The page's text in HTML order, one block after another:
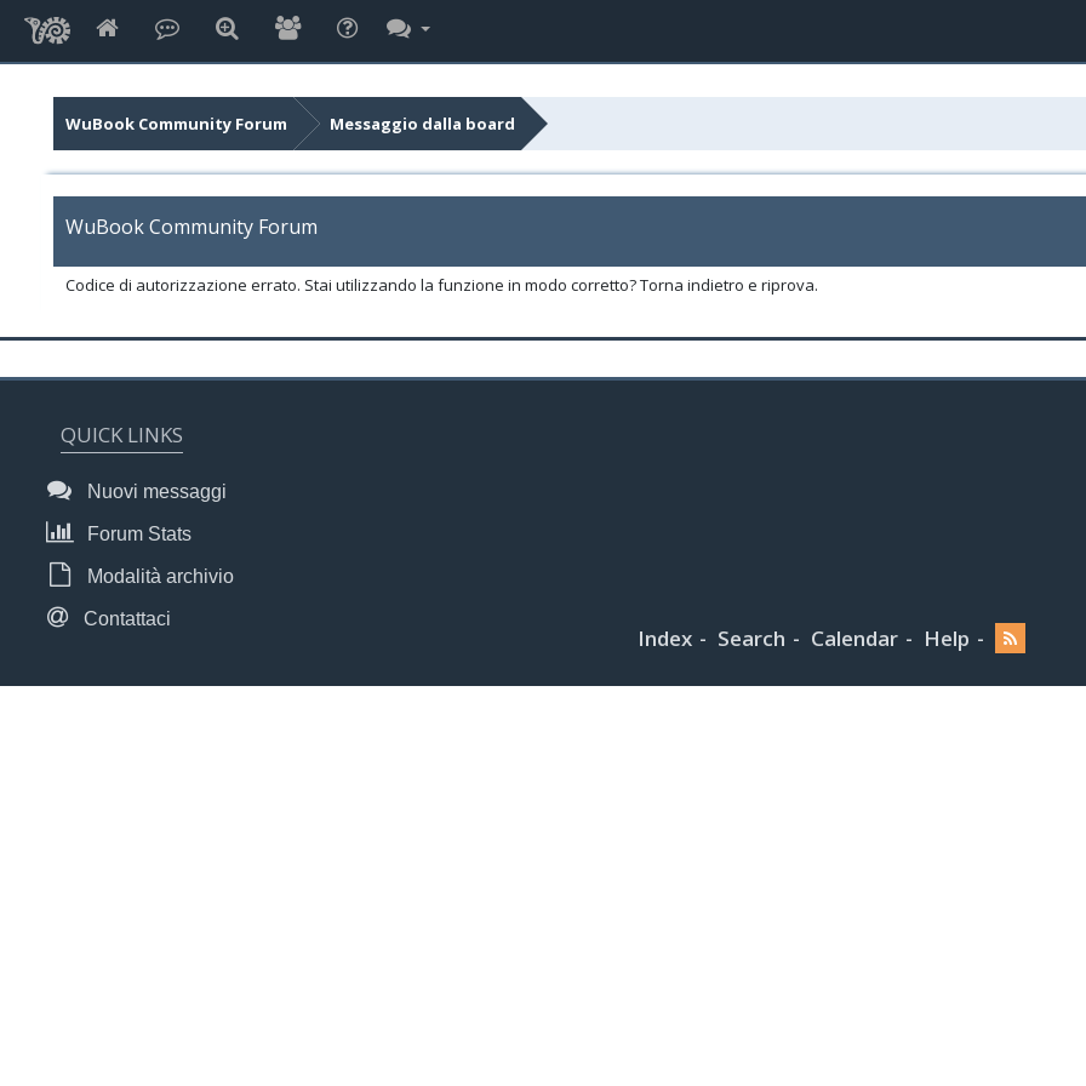
WuBook Community Forum Messaggio dalla board
WuBook Community Forum
Codice di autorizzazione errato. Stai utilizzando la funzione in modo corretto? Torna indietro e riprova.
QUICK LINKS
Nuovi messaggi
Forum Stats
Modalità archivio
Contattaci
Index Search Calendar Help